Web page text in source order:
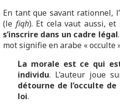
En tant que savant rationnel,
(le fiqh). Et cela vaut aussi, et
s’inscrire dans un cadre légal.
mot signifie en arabe « occulte
La morale est ce qui
individu. L’auteur joue
détourne de l’occulte
loi.